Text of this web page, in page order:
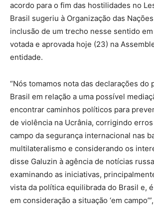
acordo para o fim das hostilidades no
Brasil sugeriu à Organização das
inclusão de um trecho nesse sentido
votada e aprovada hoje (23) na
entidade.
“Nós tomamos nota das declarações do
Brasil em relação a uma possível
encontrar caminhos políticos para
de violência na Ucrânia, corrigindo
campo da segurança internacional nas
multilateralismo e considerando os
disse Galuzin à agência de notícias
examinando as iniciativas,
vista da política equilibrada do Brasil e,
em consideração a situação ‘em